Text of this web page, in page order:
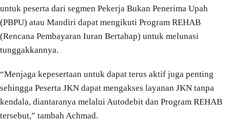
untuk peserta dari segmen Pekerja Bukan Penerima Upah
(PBPU) atau Mandiri dapat mengikuti Program REHAB
(Rencana Pembayaran Iuran Bertahap) untuk melunasi
tunggakkannya.
“Menjaga kepesertaan untuk dapat terus aktif juga penting
sehingga Peserta JKN dapat mengakses layanan JKN tanpa
kendala, diantaranya melalui Autodebit dan Program REHAB
tersebut,” tambah Achmad.